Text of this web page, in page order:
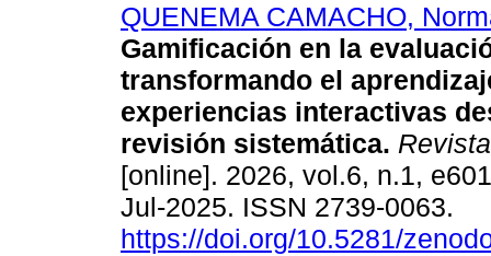
QUENEMA CAMACHO,
Gamificación en la
transformando el
experiencias interactivas
revisión sistemática.
[online]. 2026, vol.6, n.1,
Jul-2025. ISSN 2739-0063.
https://doi.org/10.5281/